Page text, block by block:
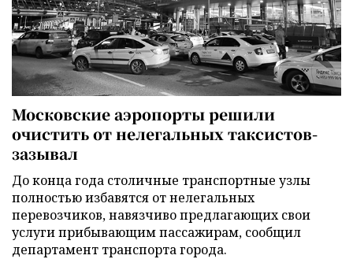
Московские аэропорты решили
очистить от нелегальных таксистов-
зазывал
До конца года столичные транспортные узлы
полностью избавятся от нелегальных
перевозчиков, навязчиво предлагающих свои
услуги прибывающим пассажирам, сообщил
департамент транспорта города.